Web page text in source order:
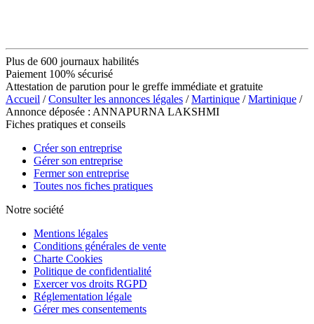
Plus de 600 journaux habilités
Paiement 100% sécurisé
Attestation de parution pour le greffe immédiate et gratuite
Accueil /Consulter les annonces légales /Martinique /Martinique /
Annonce déposée : ANNAPURNA LAKSHMI
Fiches pratiques et conseils
Créer son entreprise
Gérer son entreprise
Fermer son entreprise
Toutes nos fiches pratiques
Notre société
Mentions légales
Conditions générales de vente
Charte Cookies
Politique de confidentialité
Exercer vos droits RGPD
Réglementation légale
Gérer mes consentements